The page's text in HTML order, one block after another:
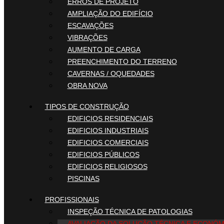
AMPLIAÇÃO DO EDIFÍCIO
ESCAVAÇÕES
VIBRAÇÕES
AUMENTO DE CARGA
PREENCHIMENTO DO TERRENO
CAVERNAS / OQUEDADES
OBRA NOVA
TIPOS DE CONSTRUÇÃO
EDIFICIOS RESIDENCIAIS
EDIFICIOS INDUSTRIAIS
EDIFICIOS COMERCIAIS
EDIFICIOS PÚBLICOS
EDIFICIOS RELIGIOSOS
PISCINAS
PROFISSIONAIS
INSPEÇÃO TÉCNICA DE PATOLOGIAS